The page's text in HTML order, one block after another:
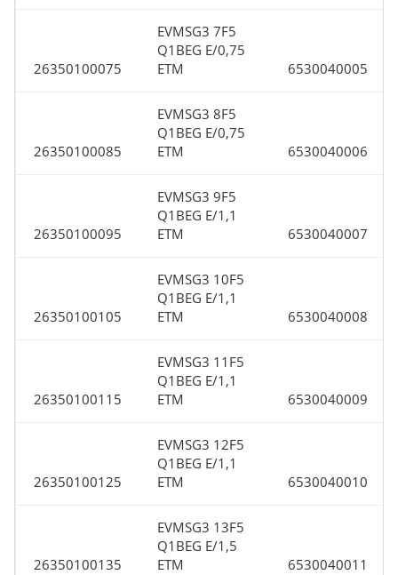
26350100075
EVMSG3 7F5
Q1BEG E/0,75
ETM
6530040005
26350100085
EVMSG3 8F5
Q1BEG E/0,75
ETM
6530040006
26350100095
EVMSG3 9F5
Q1BEG E/1,1
ETM
6530040007
26350100105
EVMSG3 10F5
Q1BEG E/1,1
ETM
6530040008
26350100115
EVMSG3 11F5
Q1BEG E/1,1
ETM
6530040009
26350100125
EVMSG3 12F5
Q1BEG E/1,1
ETM
6530040010
26350100135
EVMSG3 13F5
Q1BEG E/1,5
ETM
6530040011